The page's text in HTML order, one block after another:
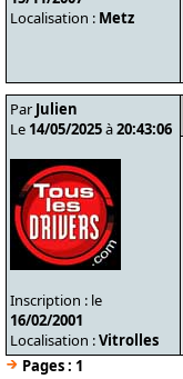
Localisation : Metz
Par Julien
Le 14/05/2025à20:43:06
Inscription : le
16/02/2001
Localisation :Vitrolles
Pages : 1